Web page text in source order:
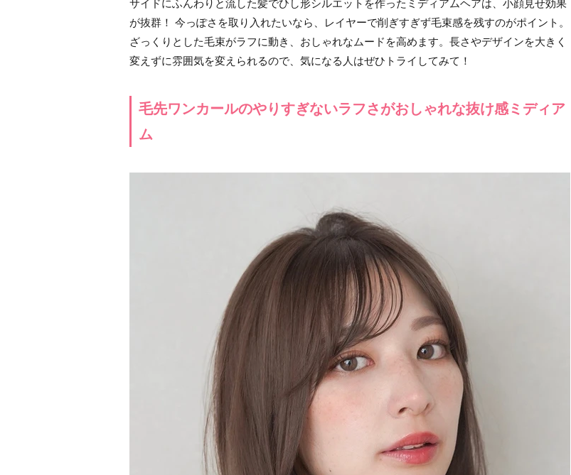
サイドにふんわりと流した髪でひし形シルエットを作ったミディアムヘアは、小顔見せ効果
が抜群！ 今っぽさを取り入れたいなら、レイヤーで削ぎすぎず毛束感を残すのがポイント。
ざっくりとした毛束がラフに動き、おしゃれなムードを高めます。長さやデザインを大きく
変えずに雰囲気を変えられるので、気になる人はぜひトライしてみて！
毛先ワンカールのやりすぎないラフさがおしゃれな抜け感ミディア
ム